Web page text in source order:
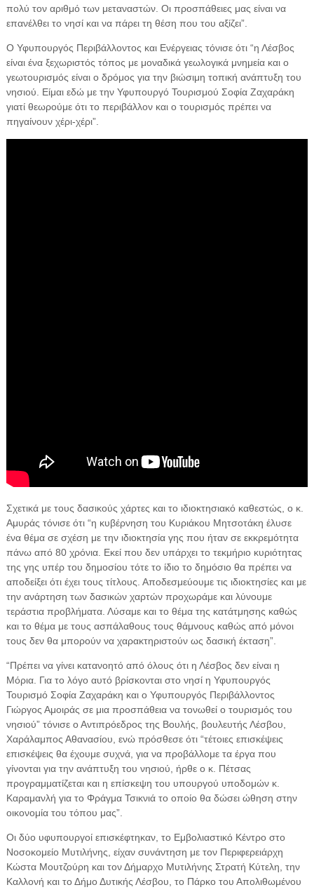
πολύ τον αριθμό των μεταναστών. Οι προσπάθειες μας είναι να
επανέλθει το νησί και να πάρει τη θέση που του αξίζει”.
Ο Υφυπουργός Περιβάλλοντος και Ενέργειας τόνισε ότι “η Λέσβος
είναι ένα ξεχωριστός τόπος με μοναδικά γεωλογικά μνημεία και ο
γεωτουρισμός είναι ο δρόμος για την βιώσιμη τοπική ανάπτυξη του
νησιού. Είμαι εδώ με την Υφυπουργό Τουρισμού Σοφία Ζαχαράκη
γιατί θεωρούμε ότι το περιβάλλον και ο τουρισμός πρέπει να
πηγαίνουν χέρι-χέρι”.
Σχετικά με τους δασικούς χάρτες και το ιδιοκτησιακό καθεστώς, ο κ.
Αμυράς τόνισε ότι “η κυβέρνηση του Κυριάκου Μητσοτάκη έλυσε
ένα θέμα σε σχέση με την ιδιοκτησία γης που ήταν σε εκκρεμότητα
πάνω από 80 χρόνια. Εκεί που δεν υπάρχει το τεκμήριο κυριότητας
της γης υπέρ του δημοσίου τότε το ίδιο το δημόσιο θα πρέπει να
αποδείξει ότι έχει τους τίτλους. Αποδεσμεύουμε τις ιδιοκτησίες και με
την ανάρτηση των δασικών χαρτών προχωράμε και λύνουμε
τεράστια προβλήματα. Λύσαμε και το θέμα της κατάτμησης καθώς
και το θέμα με τους ασπάλαθους τους θάμνους καθώς από μόνοι
τους δεν θα μπορούν να χαρακτηριστούν ως δασική έκταση”.
“Πρέπει να γίνει κατανοητό από όλους ότι η Λέσβος δεν είναι η
Μόρια. Για το λόγο αυτό βρίσκονται στο νησί η Υφυπουργός
Τουρισμό Σοφία Ζαχαράκη και ο Υφυπουργός Περιβάλλοντος
Γιώργος Αμοιράς σε μια προσπάθεια να τονωθεί ο τουρισμός του
νησιού” τόνισε ο Αντιπρόεδρος της Βουλής, βουλευτής Λέσβου,
Χαράλαμπος Αθανασίου, ενώ πρόσθεσε ότι “τέτοιες επισκέψεις
επισκέψεις θα έχουμε συχνά, για να προβάλλομε τα έργα που
γίνονται για την ανάπτυξη του νησιού, ήρθε ο κ. Πέτσας
προγραμματίζεται και η επίσκεψη του υπουργού υποδομών κ.
Καραμανλή για το Φράγμα Τσικνιά το οποίο θα δώσει ώθηση στην
οικονομία του τόπου μας”.
Οι δύο υφυπουργοί επισκέφτηκαν, το Εμβολιαστικό Κέντρο στο
Νοσοκομείο Μυτιλήνης, είχαν συνάντηση με τον Περιφερειάρχη
Κώστα Μουτζούρη και τον Δήμαρχο Μυτιλήνης Στρατή Κύτελη, την
Καλλονή και το Δήμο Δυτικής Λέσβου, το Πάρκο του Απολιθωμένου